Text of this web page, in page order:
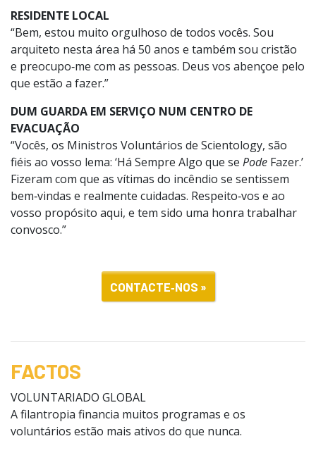
RESIDENTE LOCAL
“Bem, estou muito orgulhoso de todos vocês. Sou
arquiteto nesta área há 50 anos e também sou cristão
e preocupo‑me com as pessoas. Deus vos abençoe pelo
que estão a fazer.”
DUM GUARDA EM SERVIÇO NUM CENTRO DE
EVACUAÇÃO
“Vocês, os Ministros Voluntários de Scientology, são
fiéis ao vosso lema: ‘Há Sempre Algo que se Pode Fazer.’
Fizeram com que as vítimas do incêndio se sentissem
bem‑vindas e realmente cuidadas. Respeito‑vos e ao
vosso propósito aqui, e tem sido uma honra trabalhar
convosco.”
CONTACTE‑NOS »
FACTOS
VOLUNTARIADO GLOBAL
A filantropia financia muitos programas e os
voluntários estão mais ativos do que nunca.